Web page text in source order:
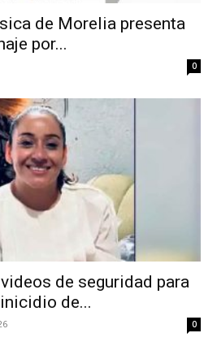
de Morelia presenta
por...
0
de seguridad para
de...
0